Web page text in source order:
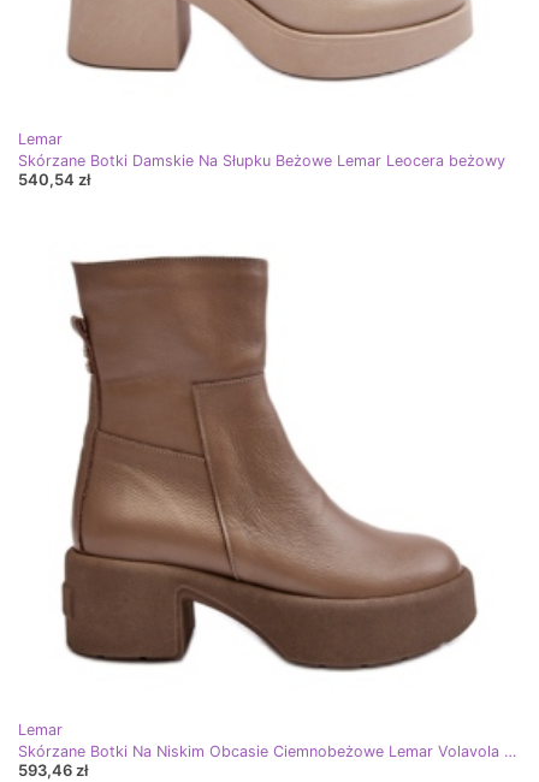
Lemar
Skórzane Botki Damskie Na Słupku Beżowe Lemar Leocera beżowy
540,54 zł
Lemar
Skórzane Botki Na Niskim Obcasie Ciemnobeżowe Lemar Volavola beżowy
593,46 zł